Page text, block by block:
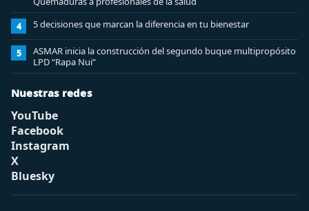
4 5 decisiones que marcan la diferencia en tu bienestar
5
ASMAR inicia la construcción del segundo buque multipropósito
LPD “Rapa Nui”
Nuestras redes
YouTube
Facebook
Instagram
X
Bluesky